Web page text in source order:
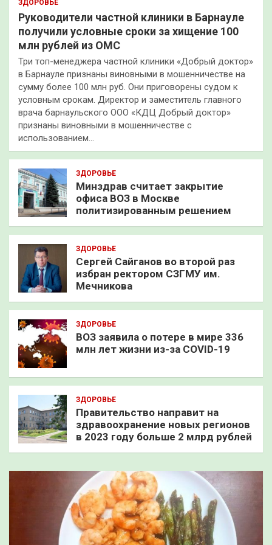
ЗДОРОВЬЕ
Руководители частной клиники в Барнауле
получили условные сроки за хищение 100
млн рублей из ОМС
Три топ-менеджера частной клиники «Добрый доктор»
в Барнауле признаны виновными в мошенничестве на
сумму более 100 млн руб. Они приговорены судом к
условным срокам. Директор и заместитель главного
врача барнаульского ООО «КДЦ Добрый доктор»
признаны виновными в мошенничестве с
использованием…
ЗДОРОВЬЕ
Минздрав считает закрытие
офиса ВОЗ в Москве
политизированным решением
ЗДОРОВЬЕ
Сергей Сайганов во второй раз
избран ректором СЗГМУ им.
Мечникова
ЗДОРОВЬЕ
ВОЗ заявила о потере в мире 336
млн лет жизни из-за COVID-19
ЗДОРОВЬЕ
Правительство направит на
здравоохранение новых регионов
в 2023 году больше 2 млрд рублей